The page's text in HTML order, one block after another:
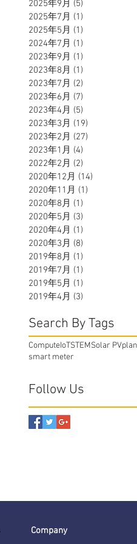
2025年9月 (5)
2025年7月 (1)
2025年5月 (1)
2024年7月 (1)
2023年9月 (1)
2023年8月 (1)
2023年7月 (2)
2023年6月 (7)
2023年4月 (5)
2023年3月 (19)
2023年2月 (27)
2023年1月 (4)
2022年2月 (2)
2020年12月 (14)
2020年11月 (1)
2020年8月 (1)
2020年5月 (3)
2020年4月 (1)
2020年3月 (8)
2019年8月 (1)
2019年7月 (1)
2019年5月 (1)
2019年4月 (3)
Search By Tags
ComputeIoTSTEMSolar PV
smart meter
Follow Us
Company